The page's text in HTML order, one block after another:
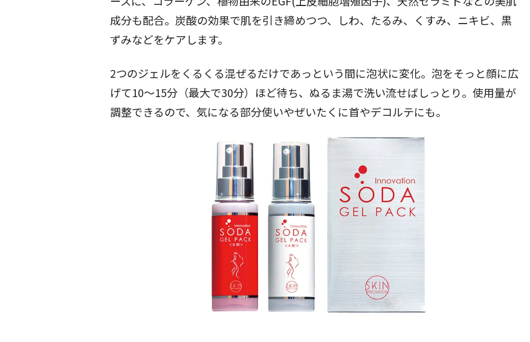
成分も配合。炭酸の効果で肌を引き締めつつ、しわ、たるみ、くすみ、ニキビ、黒
ずみなどをケアします。
2つのジェルをくるくる混ぜるだけであっという間に泡状に変化。泡をそっと顔に広
げて10～15分（最大で30分）ほど待ち、ぬるま湯で洗い流せばしっとり。使用量が
調整できるので、気になる部分使いやぜいたくに首やデコルテにも。